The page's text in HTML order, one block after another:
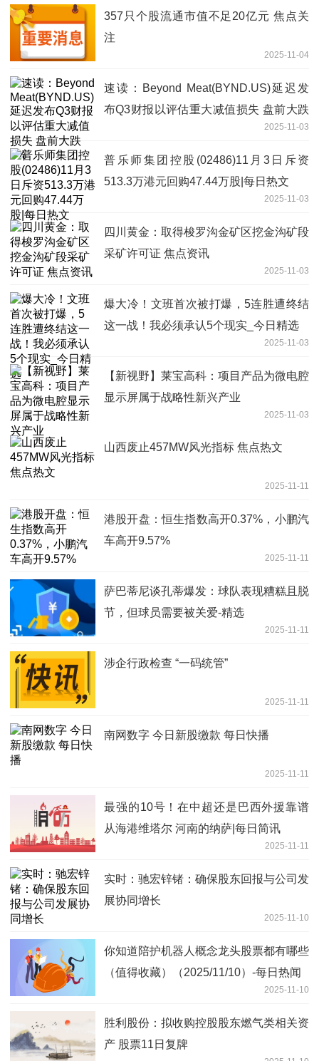
357只个股流通市值不足20亿元 焦点关
注
2025-11-04
速读：Beyond Meat(BYND.US)延迟发
布Q3财报以评估重大减值损失 盘前大跌
2025-11-03
普乐师集团控股(02486)11月3日斥资
513.3万港元回购47.44万股|每日热文
2025-11-03
四川黄金：取得梭罗沟金矿区挖金沟矿段
采矿许可证 焦点资讯
2025-11-03
爆大冷！文班首次被打爆，5连胜遭终结
这一战！我必须承认5个现实_今日精选
2025-11-03
【新视野】莱宝高科：项目产品为微电腔
显示屏属于战略性新兴产业
2025-11-03
山西废止457MW风光指标 焦点热文
2025-11-11
港股开盘：恒生指数高开0.37%，小鹏汽
车高开9.57%
2025-11-11
萨巴蒂尼谈孔蒂爆发：球队表现糟糕且脱
节，但球员需要被关爱-精选
2025-11-11
涉企行政检查 “一码统管”
2025-11-11
南网数字 今日新股缴款 每日快播
2025-11-11
最强的10号！在中超还是巴西外援靠谱
从海港维塔尔 河南的纳萨|每日简讯
2025-11-11
实时：驰宏锌锗：确保股东回报与公司发
展协同增长
2025-11-10
你知道陪护机器人概念龙头股票都有哪些
（值得收藏）（2025/11/10）-每日热闻
2025-11-10
胜利股份：拟收购控股股东燃气类相关资
产 股票11日复牌